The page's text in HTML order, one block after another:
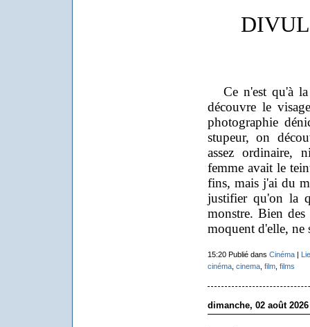
Ce n'est qu'à la
découvre le
photographie
stupeur, on
assez ordinaire,
femme avait le
fins, mais j'ai du
justifier qu'on la
monstre. Bien
moquent d'elle, ne
15:20 Publié dans Cinéma|
cinéma, cinema, film, films
dimanche, 02 août 2026